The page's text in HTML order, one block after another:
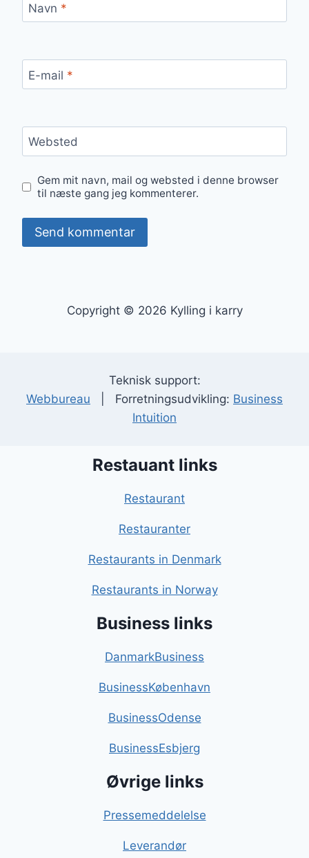
Navn *
E-mail *
Websted
Gem mit navn, mail og websted i denne browser
til næste gang jeg kommenterer.
Copyright © 2026 Kylling i karry
Teknisk support:
Webbureau | Forretningsudvikling: Business
Intuition
Restauant links
Restaurant
Restauranter
Restaurants in Denmark
Restaurants in Norway
Business links
DanmarkBusiness
BusinessKøbenhavn
BusinessOdense
BusinessEsbjerg
Øvrige links
Pressemeddelelse
Leverandør